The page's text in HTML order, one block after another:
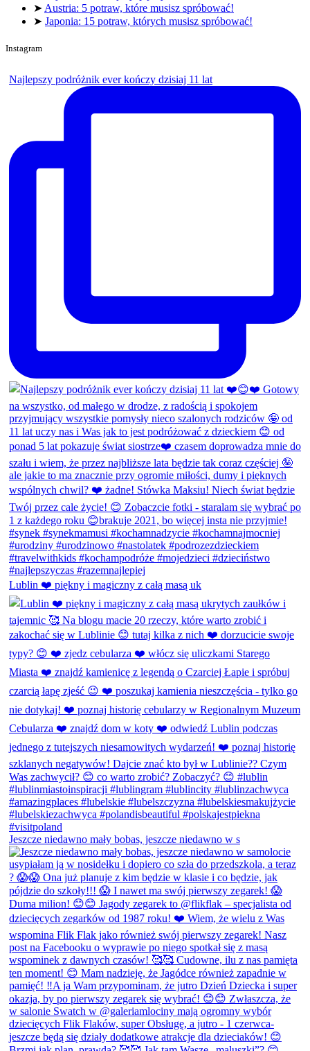
➤ Austria: 5 potraw, które musisz spróbować!
➤ Japonia: 15 potraw, których musisz spróbować!
Instagram
Najlepszy podróżnik ever kończy dzisiaj 11 lat
Lublin ❤️ piękny i magiczny z całą masą uk
Jeszcze niedawno mały bobas, jeszcze niedawno w s